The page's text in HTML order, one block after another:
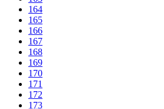
164
165
166
167
168
169
170
171
172
173